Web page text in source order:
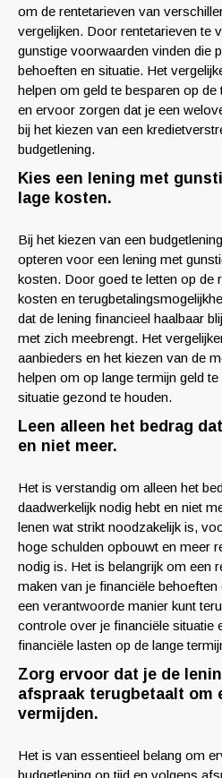
om de rentetarieven van
vergelijken. Door rentetarieven te
gunstige voorwaarden vinden die
behoeften en situatie. Het
helpen om geld te besparen op
en ervoor zorgen dat je een
bij het kiezen van een
budgetlening.
Kies een lening met
lage kosten.
Bij het kiezen van een
opteren voor een lening met
kosten. Door goed te letten op de
kosten en
dat de lening financieel haalbaar
met zich meebrengt. Het
aanbieders en het kiezen van de
helpen om op lange termijn geld
situatie gezond te houden.
Leen alleen het bedrag
en niet meer.
Het is verstandig om alleen het
daadwerkelijk nodig hebt en niet
lenen wat strikt noodzakelijk is,
hoge schulden opbouwt en meer
nodig is. Het is belangrijk om een
maken van je financiële behoeften
een verantwoorde manier kunt
controle over je financiële situatie
financiële lasten op de lange
Zorg ervoor dat je de
afspraak terugbetaalt om
vermijden.
Het is van essentieel belang om
budgetlening op tijd en volgens